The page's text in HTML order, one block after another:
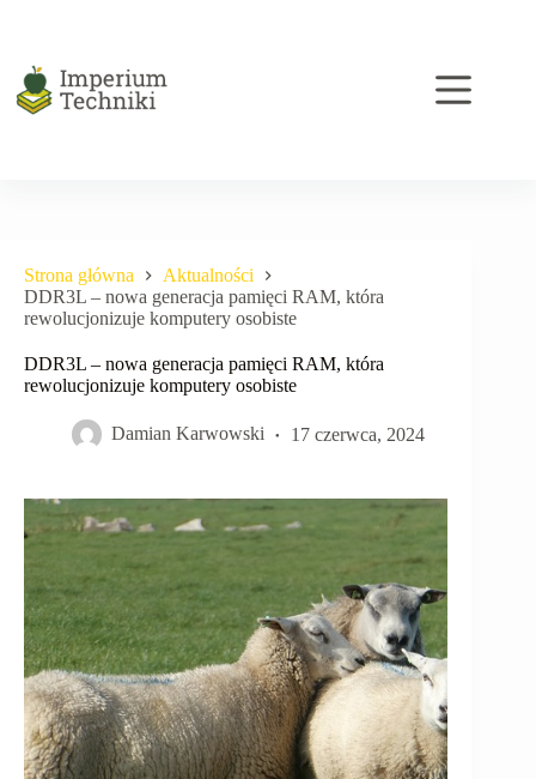
Strona główna
Aktualności
DDR3L – nowa generacja pamięci RAM, która
rewolucjonizuje komputery osobiste
DDR3L – nowa generacja pamięci RAM, która
rewolucjonizuje komputery osobiste
Damian Karwowski 17 czerwca, 2024